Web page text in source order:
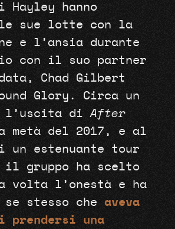
hanno
sue lotte con la
e l’ansia durante
con il suo partner
Chad Gilbert
Glory. Circa un
l’uscita diAfter
metà del 2017, e al
un estenuante tour
il gruppo ha scelto
volta l’onestà e ha
se stesso che aveva
prendersi una